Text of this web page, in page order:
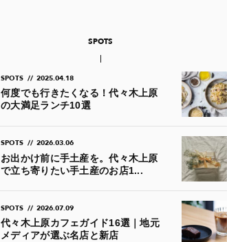
SPOTS
SPOTS // 2025.04.18
何度でも行きたくなる！代々木上原
の大満足ランチ10選
SPOTS // 2026.03.06
お出かけ前に手土産を。代々木上原
で立ち寄りたい手土産のお店1...
SPOTS // 2026.07.09
代々木上原カフェガイド16選｜地元
メディアが選ぶ名店と新店